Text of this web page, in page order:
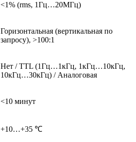
<1% (rms, 1Гц…20МГц)
Горизонтальная (вертикальная по
запросу), >100:1
Нет / TTL (1Гц…1кГц, 1кГц…10кГц,
10кГц…30кГц) / Аналоговая
<10 минут
+10…+35 ℃